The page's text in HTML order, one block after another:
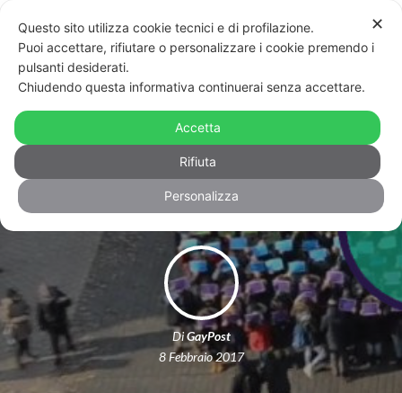
Il flash mob contro l’omofobia, nella
piazza di Cracovia dopo aver visto i
campi di sterminio
DiGayPost
8 Febbraio 2017
✕
Questo sito utilizza cookie tecnici e di profilazione.
Puoi accettare, rifiutare o personalizzare i cookie premendo i
pulsanti desiderati.
Chiudendo questa informativa continuerai senza accettare.
Accetta
Rifiuta
Personalizza